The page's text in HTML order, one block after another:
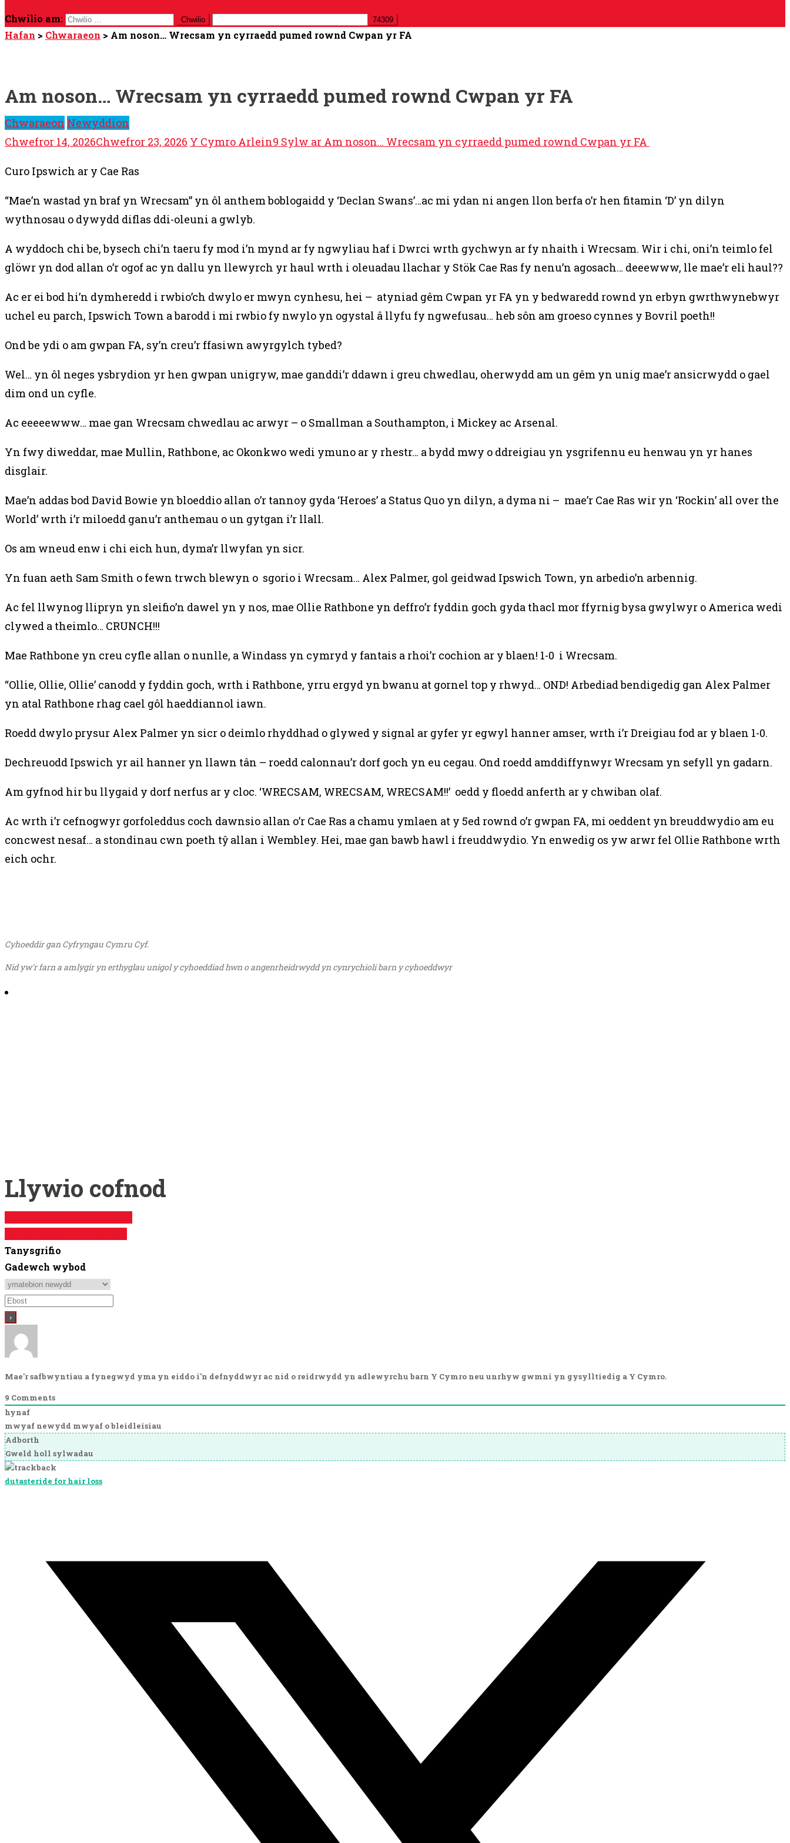
Chwilio am:
Hafan > Chwaraeon > Am noson… Wrecsam yn cyrraedd pumed rownd Cwpan yr FA
Am noson… Wrecsam yn cyrraedd pumed rownd Cwpan yr FA
Chwaraeon Newyddion
Chwefror 14, 2026Chwefror 23, 2026 Y Cymro Arlein9 Sylw ar Am noson… Wrecsam yn cyrraedd pumed rownd Cwpan yr FA
Curo Ipswich ar y Cae Ras
“Mae’n wastad yn braf yn Wrecsam” yn ôl anthem boblogaidd y ‘Declan Swans’…ac mi ydan ni angen llon berfa o’r hen fitamin ‘D’ yn dilyn
wythnosau o dywydd diflas ddi-oleuni a gwlyb.
A wyddoch chi be, bysech chi’n taeru fy mod i’n mynd ar fy ngwyliau haf i Dwrci wrth gychwyn ar fy nhaith i Wrecsam. Wir i chi, oni’n teimlo fel
glöwr yn dod allan o’r ogof ac yn dallu yn llewyrch yr haul wrth i oleuadau llachar y Stök Cae Ras fy nenu’n agosach… deeewww, lle mae’r eli haul??
Ac er ei bod hi’n dymheredd i rwbio’ch dwylo er mwyn cynhesu, hei – atyniad gêm Cwpan yr FA yn y bedwaredd rownd yn erbyn gwrthwynebwyr
uchel eu parch, Ipswich Town a barodd i mi rwbio fy nwylo yn ogystal â llyfu fy ngwefusau… heb sôn am groeso cynnes y Bovril poeth!!
Ond be ydi o am gwpan FA, sy’n creu’r ffasiwn awyrgylch tybed?
Wel… yn ôl neges ysbrydion yr hen gwpan unigryw, mae ganddi’r ddawn i greu chwedlau, oherwydd am un gêm yn unig mae’r ansicrwydd o gael
dim ond un cyfle.
Ac eeeeewww… mae gan Wrecsam chwedlau ac arwyr – o Smallman a Southampton, i Mickey ac Arsenal.
Yn fwy diweddar, mae Mullin, Rathbone, ac Okonkwo wedi ymuno ar y rhestr… a bydd mwy o ddreigiau yn ysgrifennu eu henwau yn yr hanes
disglair.
Mae’n addas bod David Bowie yn bloeddio allan o’r tannoy gyda ‘Heroes’ a Status Quo yn dilyn, a dyma ni – mae’r Cae Ras wir yn ‘Rockin’ all over the
World’ wrth i’r miloedd ganu’r anthemau o un gytgan i’r llall.
Os am wneud enw i chi eich hun, dyma’r llwyfan yn sicr.
Yn fuan aeth Sam Smith o fewn trwch blewyn o sgorio i Wrecsam… Alex Palmer, gol geidwad Ipswich Town, yn arbedio’n arbennig.
Ac fel llwynog llipryn yn sleifio’n dawel yn y nos, mae Ollie Rathbone yn deffro’r fyddin goch gyda thacl mor ffyrnig bysa gwylwyr o America wedi
clywed a theimlo… CRUNCH!!!
Mae Rathbone yn creu cyfle allan o nunlle, a Windass yn cymryd y fantais a rhoi’r cochion ar y blaen! 1-0 i Wrecsam.
“Ollie, Ollie, Ollie’ canodd y fyddin goch, wrth i Rathbone, yrru ergyd yn bwanu at gornel top y rhwyd… OND! Arbediad bendigedig gan Alex Palmer
yn atal Rathbone rhag cael gôl haeddiannol iawn.
Roedd dwylo prysur Alex Palmer yn sicr o deimlo rhyddhad o glywed y signal ar gyfer yr egwyl hanner amser, wrth i’r Dreigiau fod ar y blaen 1-0.
Dechreuodd Ipswich yr ail hanner yn llawn tân – roedd calonnau’r dorf goch yn eu cegau. Ond roedd amddiffynwyr Wrecsam yn sefyll yn gadarn.
Am gyfnod hir bu llygaid y dorf nerfus ar y cloc. ‘WRECSAM, WRECSAM, WRECSAM!!’ oedd y floedd anferth ar y chwiban olaf.
Ac wrth i’r cefnogwyr gorfoleddus coch dawnsio allan o’r Cae Ras a chamu ymlaen at y 5ed rownd o’r gwpan FA, mi oeddent yn breuddwydio am eu
concwest nesaf… a stondinau cwn poeth tŷ allan i Wembley. Hei, mae gan bawb hawl i freuddwydio. Yn enwedig os yw arwr fel Ollie Rathbone wrth
eich ochr.
Cyhoeddir gan Cyfryngau Cymru Cyf.
Nid yw'r farn a amlygir yn erthyglau unigol y cyhoeddiad hwn o angenrheidrwydd yn cynrychioli barn y cyhoeddwyr
Llywio cofnod
Tanysgrifio
Gadewch wybod
Mae'r safbwyntiau a fynegwyd yma yn eiddo i'n defnyddwyr ac nid o reidrwydd yn adlewyrchu barn Y Cymro neu unrhyw gwmni yn gysylltiedig a Y Cymro.
9 Comments
hynaf
mwyaf newydd mwyaf o bleidleisiau
Adborth
Gweld holl sylwadau
dutasteride for hair loss